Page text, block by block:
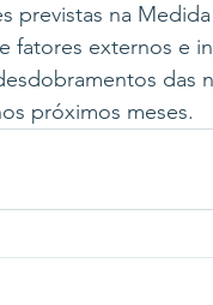
previstas na
fatores externos e
das
próximos meses.